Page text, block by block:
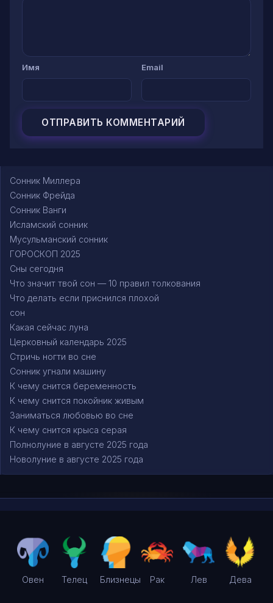
Имя Email
Сонник Миллера
Сонник Фрейда
Сонник Ванги
Исламский сонник
Мусульманский сонник
ГОРОСКОП 2025
Сны сегодня
Что значит твой сон — 10 правил толкования
Что делать если приснился плохой
сон
Какая сейчас луна
Церковный календарь 2025
Стричь ногти во сне
Сонник угнали машину
К чему снится беременность
К чему снится покойник живым
Заниматься любовью во сне
К чему снится крыса серая
Полнолуние в августе 2025 года
Новолуние в августе 2025 года
Овен Телец Близнецы Рак Лев Дева